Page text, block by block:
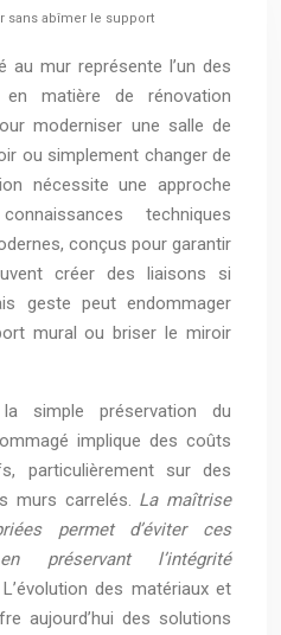
sans abîmer le support
au mur représente l’un des
matière de rénovation
moderniser une salle de
ou simplement changer de
nécessite une approche
techniques
conçus pour garantir
créer des liaisons si
geste peut endommager
mural ou briser le miroir
simple préservation du
implique des coûts
particulièrement sur des
murs carrelés. La maîtrise
permet d’éviter ces
préservant l’intégrité
. L’évolution des matériaux et
aujourd’hui des solutions